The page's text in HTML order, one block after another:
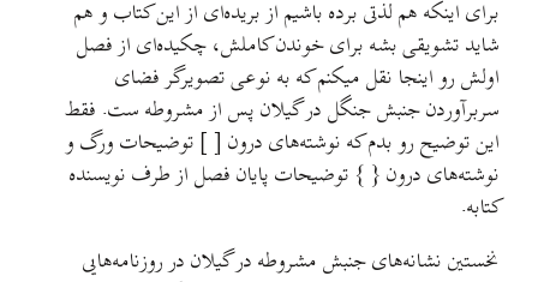
برای اینکه هم لذتی برده باشیم از بریده‌ای از این کتاب و هم
شاید تشویقی بشه برای خوندن کاملش، چکیده‌ای از فصل
اولش رو اینجا نقل میکنم که به نوعی تصویرگر فضای
سربرآوردن جنبش جنگل در گیلان پس از مشروطه ست. فقط
این توضیح رو بدم که نوشته‌های درون [ ] توضیحات ورگ و
نوشته‌های درون { } توضیحات پایان فصل از طرف نویسنده
کتابه.
نخستین نشانه‌های جنبش مشروطه در گیلان در روزنامه‌هایی